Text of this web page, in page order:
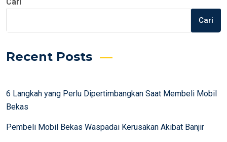
Cari
Recent Posts
6 Langkah yang Perlu Dipertimbangkan Saat Membeli Mobil
Bekas
Pembeli Mobil Bekas Waspadai Kerusakan Akibat Banjir